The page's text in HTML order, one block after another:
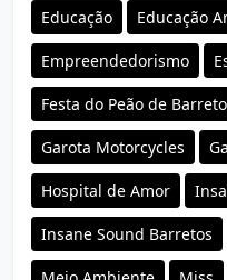
Educação Educação
Empreendedorismo
Festa do Peão de
Garota Motorcycles
Hospital de Amor
Insane Sound Barretos